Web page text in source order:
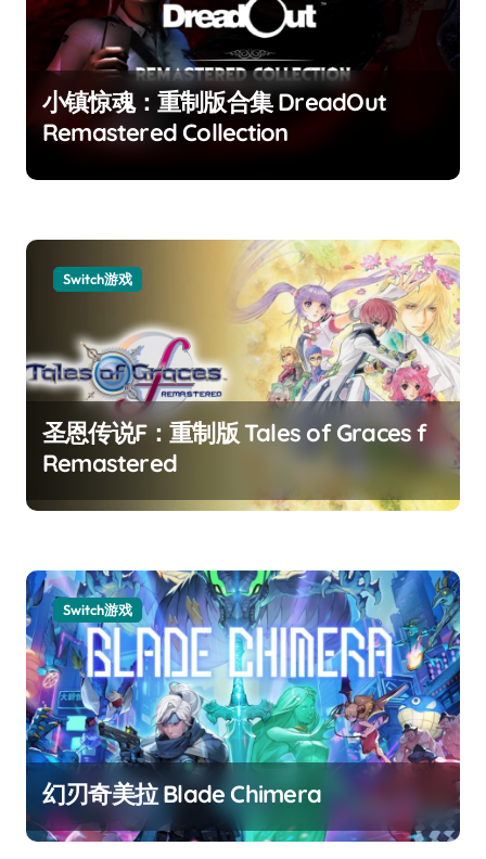
小镇惊魂：重制版合集 DreadOut
Remastered Collection
Switch游戏
圣恩传说F：重制版 Tales of Graces f
Remastered
Switch游戏
幻刃奇美拉 Blade Chimera